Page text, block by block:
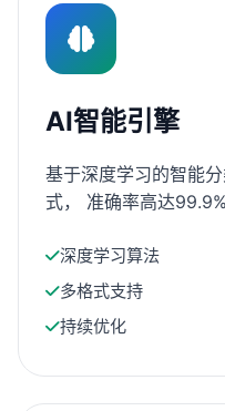
AI智能引擎
基于深度学习的智能
式， 准确率高达
深度学习算法
多格式支持
持续优化